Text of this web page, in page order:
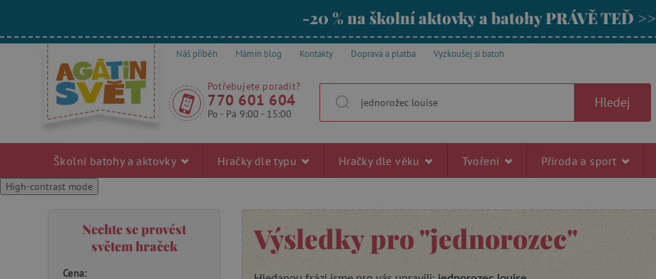
-20 % na školní aktovky a batohy PRÁVĚ TEĎ >>
Náš příběh Mámin blog Kontakty Doprava a platba Vyzkoušej si batoh
Potřebujete poradit?
770 601 604
Po - Pá 9:00 - 15:00
Hledej
Školní batohy a aktovky Hračky dle typu Hračky dle věku Tvoření Příroda a sport
High-contrast mode
Nechte se provést
světem hraček
Cena:
Výsledky pro"jednorozec"